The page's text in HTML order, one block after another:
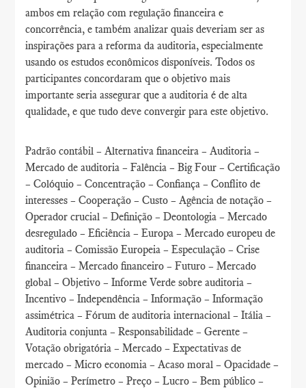
ambos em relação com regulação financeira e
concorrência, e também analizar quais deveriam ser as
inspirações para a reforma da auditoria, especialmente
usando os estudos econômicos disponíveis. Todos os
participantes concordaram que o objetivo mais
importante seria assegurar que a auditoria é de alta
qualidade, e que tudo deve convergir para este objetivo.
Padrão contábil – Alternativa financeira – Auditoria –
Mercado de auditoria – Falência – Big Four – Certificação
– Colóquio – Concentração – Confiança – Conflito de
interesses – Cooperação – Custo – Agência de notação –
Operador crucial – Definição – Deontologia – Mercado
desregulado – Eficiência – Europa – Mercado europeu de
auditoria – Comissão Europeia – Especulação – Crise
financeira – Mercado financeiro – Futuro – Mercado
global – Objetivo – Informe Verde sobre auditoria –
Incentivo – Independência – Informação – Informação
assimétrica – Fórum de auditoria internacional – Itália –
Auditoria conjunta – Responsabilidade – Gerente –
Votação obrigatória – Mercado – Expectativas de
mercado – Micro economia – Acaso moral – Opacidade –
Opinião – Perímetro – Preço – Lucro – Bem público –